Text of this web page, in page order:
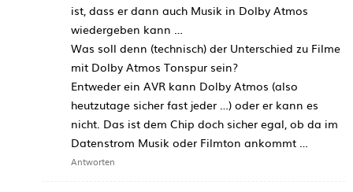
ist, dass er dann auch Musik in Dolby Atmos
wiedergeben kann …
Was soll denn (technisch) der Unterschied zu Filme
mit Dolby Atmos Tonspur sein?
Entweder ein AVR kann Dolby Atmos (also
heutzutage sicher fast jeder …) oder er kann es
nicht. Das ist dem Chip doch sicher egal, ob da im
Datenstrom Musik oder Filmton ankommt …
Antworten